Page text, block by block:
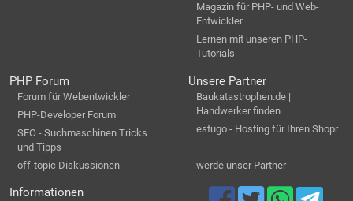
Magazin für PHP- und Web-
Entwickler
Lernen mit unseren PHP-
Tutorials
PHP Forum
Forum für Webentwickler
PHP-Developer Forum
SEO - Suchmaschinen Tricks
und Tipps
off-topic Diskussionen
Unsere Partner
Baukatastrophen.de |
Handwerker finden
estugo - Hosting für Ihren Shopr
werde unser Partner
Informationen